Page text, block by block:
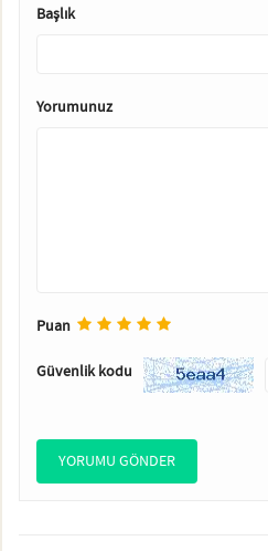
Başlık
Yorumunuz
Puan
Güvenlik kodu